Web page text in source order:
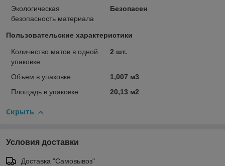
Экологическая
безопасность материала
Безопасен
Пользовательские характеристики
Количество матов в одной
упаковке
2 шт.
Объем в упаковке
1,007 м3
Площадь в упаковке
20,13 м2
Скрыть
Условия доставки
Доставка "Самовывоз"